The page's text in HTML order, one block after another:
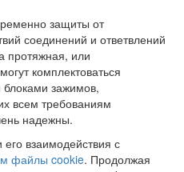
защиты от
соединений и ответвлений
протяжная, или
комплектоваться
зажимов,
всем требованиям
надежны.
взаимодействия с
файлы cookie. Продолжая